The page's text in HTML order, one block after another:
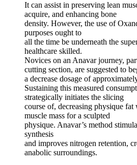
It can assist in preserving lean
acquire, and enhancing bone
density. However, the use of
purposes ought to
all the time be underneath the
healthcare skilled.
Novices on an Anavar journey,
cutting section, are suggested to
a decrease dosage of
Sustaining this measured
strategically initiates the slicing
course of, decreasing physique
muscle mass for a sculpted
physique. Anavar’s method
synthesis
and improves nitrogen retention,
anabolic surroundings.